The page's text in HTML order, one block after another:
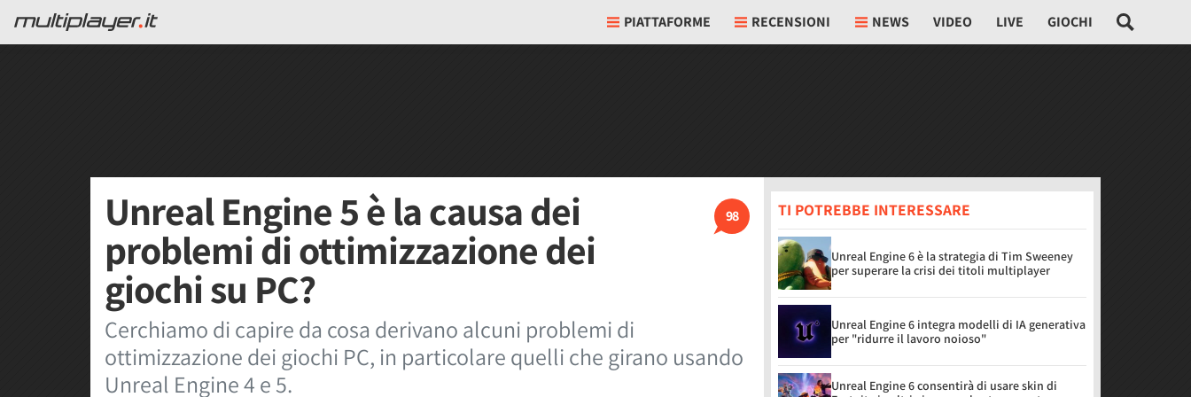
PIATTAFORME RECENSIONI NEWS VIDEO LIVE GIOCHI
98
Unreal Engine 5 è la causa dei
problemi di ottimizzazione dei
giochi su PC?
Cerchiamo di capire da cosa derivano alcuni problemi di
ottimizzazione dei giochi PC, in particolare quelli che girano usando
Unreal Engine 4 e 5.
TI POTREBBE INTERESSARE
Unreal Engine 6 è la strategia di Tim Sweeney
per superare la crisi dei titoli multiplayer
Unreal Engine 6 integra modelli di IA generativa
per "ridurre il lavoro noioso"
Unreal Engine 6 consentirà di usare skin di